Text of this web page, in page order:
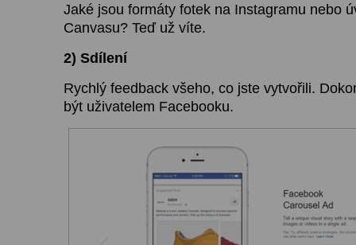
Jaké jsou formáty fotek na Instagramu nebo
Canvasu? Teď už víte.
2) Sdílení
Rychlý feedback všeho, co jste vytvořili.
být uživatelem Facebooku.